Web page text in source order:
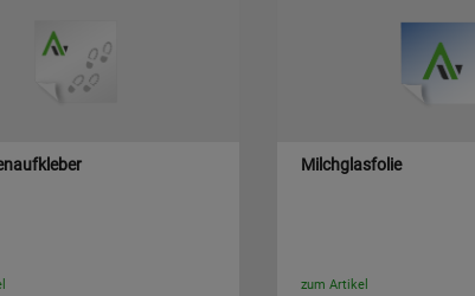
Milchglasfolie
zum Artikel